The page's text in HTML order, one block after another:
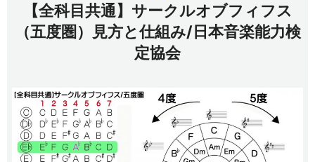
【全科目共通】サークルオブフィフス
（五度圏）見方と仕組み/日本音楽能力検
定協会